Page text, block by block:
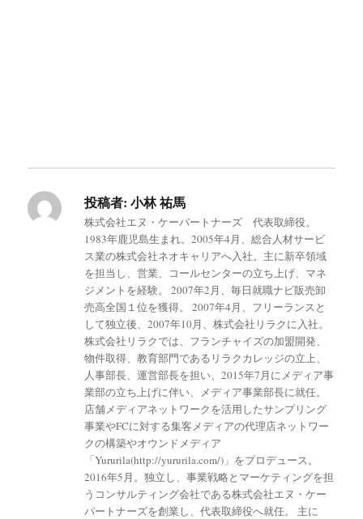
投稿者: 小林 祐馬
株式会社エヌ・ケーパートナーズ 代表取締役。
1983年鹿児島生まれ。2005年4月、総合人材サービ
ス業の株式会社ネオキャリアへ入社。主に新卒領域
を担当し、営業、コールセンターの立ち上げ、マネ
ジメントを経験。 2007年2月、毎日就職ナビ販売卸
売高全国１位を獲得。 2007年4月、フリーランスと
して独立後、2007年10月、株式会社リラクに入社。
株式会社リラクでは、フランチャイズの加盟開発、
物件取得、教育部門であるリラクカレッジの立上、
人事部長、運営部長を担い、2015年7月にメディア事
業部の立ち上げに伴い、メディア事業部長に就任。
店舗メディアネットワークを活用したサンプリング
事業やFCに対する集客メディアの代理店ネットワー
クの構築やオウンドメディア
「Yururila(http://yururila.com/)」をプロデュース。
2016年5月。独立し、事業戦略とマーケティングを担
うコンサルティング会社である株式会社エヌ・ケー
パートナーズを創業し、代表取締役へ就任。 主に